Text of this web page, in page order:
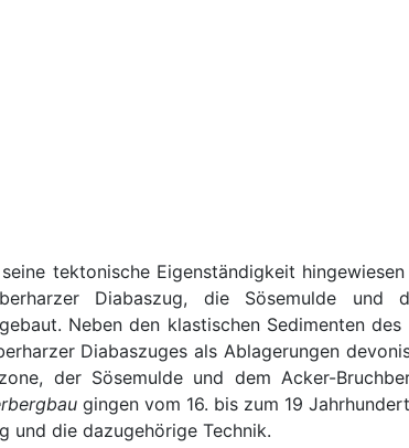
tektonische Eigenständigkeit
Diabaszug, die Sösemulde und
Neben den klastischen Sedimenten
Diabaszuges als Ablagerungen
der Sösemulde und dem Acker-
gingen vom 16. bis zum 19
und die dazugehörige Technik.